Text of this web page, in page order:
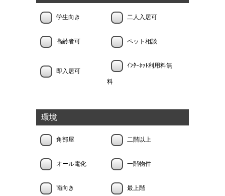
学生向き 二人入居可
高齢者可 ペット相談
即入居可
ｲﾝﾀｰﾈｯﾄ利用料無
料
環境
角部屋 二階以上
オール電化 一階物件
南向き 最上階